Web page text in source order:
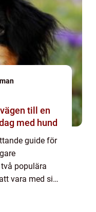
med hund
guide för
populära
vara med sin